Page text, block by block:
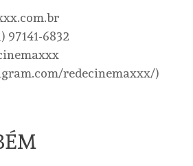
97141-6832
redecinemaxxx/)